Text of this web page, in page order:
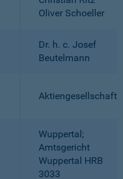
Oliver Schoeller
Dr. h. c. Josef
Beutelmann
Aktiengesellschaft
Wuppertal;
Amtsgericht
Wuppertal HRB
3033